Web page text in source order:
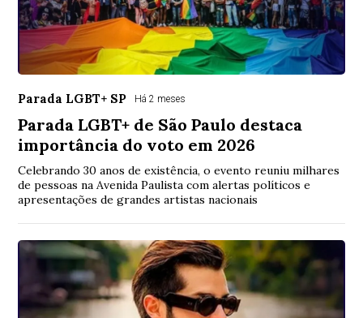
Parada LGBT+ SP Há 2 meses
Parada LGBT+ de São Paulo destaca
importância do voto em 2026
Celebrando 30 anos de existência, o evento reuniu milhares
de pessoas na Avenida Paulista com alertas políticos e
apresentações de grandes artistas nacionais